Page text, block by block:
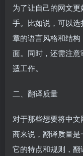
为了让自己的网文
手。比如说，可以
章的语言风格和结
面。同时，还需注
适工作。
二、翻译质量
对于那些想要将中
商来说，翻译质量
它的特点和规则，